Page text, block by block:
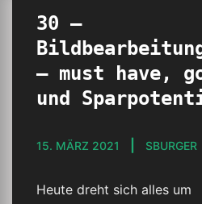
30 –
– must have,
und
15. MÄRZ 2021 SBURGER
Heute dreht sich alles um